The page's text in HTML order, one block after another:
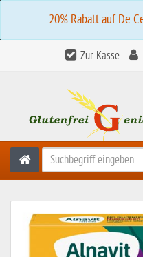
20% Rabatt auf De
Zur Kasse